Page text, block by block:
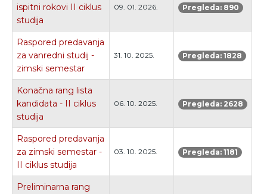
ispitni rokovi II ciklus
studija
09. 01. 2026. Pregleda: 890
Raspored predavanja
za vanredni studij -
zimski semestar
31. 10. 2025. Pregleda: 1828
Konačna rang lista
kandidata - II ciklus
studija
06. 10. 2025. Pregleda: 2628
Raspored predavanja
za zimski semestar -
II ciklus studija
03. 10. 2025. Pregleda: 1181
Preliminarna rang